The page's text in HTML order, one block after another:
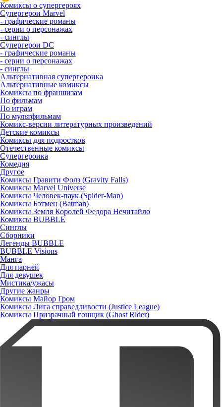
Комиксы о супергероях
Супергерои Marvel
- графические романы
- серии о персонажах
- синглы
Супергерои DC
- графические романы
- серии о персонажах
- синглы
Альтернативная супергероика
Альтернативные комиксы
Комиксы по франшизам
По фильмам
По играм
По мультфильмам
Комикс-версии литературных произведений
Детские комиксы
Комиксы для подростков
Отечественные комиксы
Супергероика
Комедия
Другое
Комиксы Гравити Фолз (Gravity Falls)
Комиксы Marvel Universe
Комиксы Человек-паук (Spider-Man)
Комиксы Бэтмен (Batman)
Комиксы Земля Королей Федора Нечитайло
Комиксы BUBBLE
Синглы
Сборники
Легенды BUBBLE
BUBBLE Visions
Манга
Для парней
Для девушек
Мистика/ужасы
Другие жанры
Комиксы Майор Гром
Комиксы Лига справедливости (Justice League)
Комиксы Призрачный гонщик (Ghost Rider)